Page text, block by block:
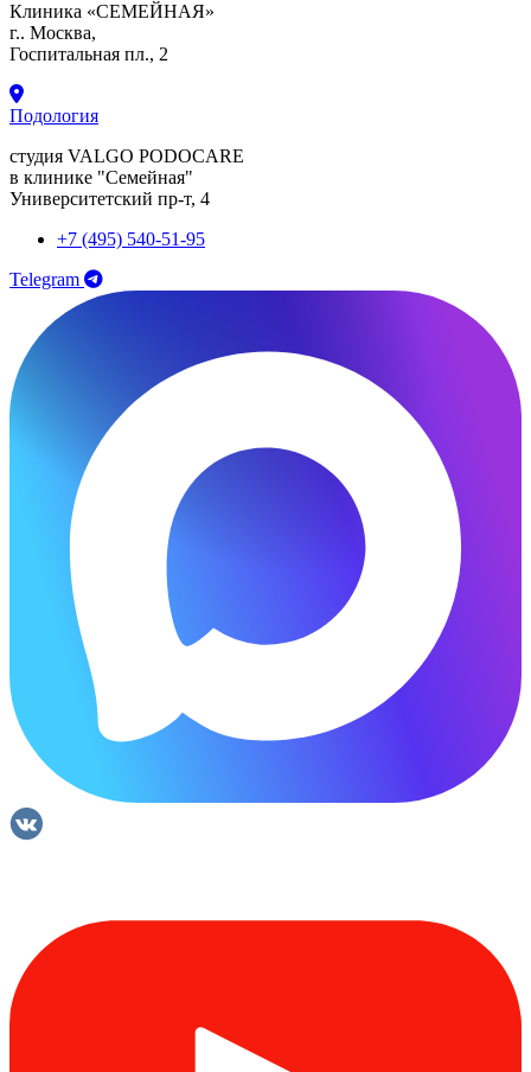
Клиника «СЕМЕЙНАЯ»
г.. Москва,
Госпитальная пл., 2
Подология
студия VALGO PODOCARE
в клинике "Семейная"
Университетский пр-т, 4
+7 (495) 540-51-95
Telegram